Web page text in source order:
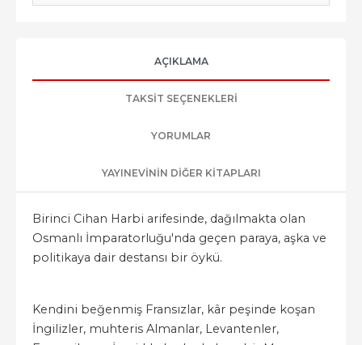
AÇIKLAMA
TAKSIT SEÇENEKLERI
YORUMLAR
YAYINEVININ DIĞER KITAPLARI
Birinci Cihan Harbi arifesinde, dağılmakta olan
Osmanlı İmparatorluğu'nda geçen paraya, aşka ve
politikaya dair destansı bir öykü.
Kendini beğenmiş Fransızlar, kâr peşinde koşan
İngilizler, muhteris Almanlar, Levantenler,